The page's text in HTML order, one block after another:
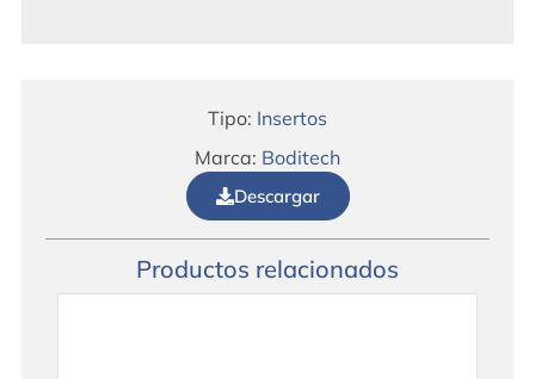
Tipo: Insertos
Marca: Boditech
Descargar
Productos relacionados